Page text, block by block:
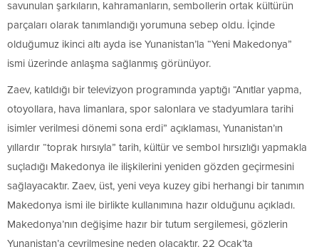
savunulan şarkıların, kahramanların, sembollerin ortak kültürün
parçaları olarak tanımlandığı yorumuna sebep oldu. İçinde
olduğumuz ikinci altı ayda ise Yunanistan’la “Yeni Makedonya”
ismi üzerinde anlaşma sağlanmış görünüyor.
Zaev, katıldığı bir televizyon programında yaptığı “Anıtlar yapma,
otoyollara, hava limanlara, spor salonlara ve stadyumlara tarihi
isimler verilmesi dönemi sona erdi” açıklaması, Yunanistan’ın
yıllardır “toprak hırsıyla” tarih, kültür ve sembol hırsızlığı yapmakla
suçladığı Makedonya ile ilişkilerini yeniden gözden geçirmesini
sağlayacaktır. Zaev, üst, yeni veya kuzey gibi herhangi bir tanımın
Makedonya ismi ile birlikte kullanımına hazır olduğunu açıkladı.
Makedonya’nın değişime hazır bir tutum sergilemesi, gözlerin
Yunanistan’a çevrilmesine neden olacaktır. 22 Ocak’ta